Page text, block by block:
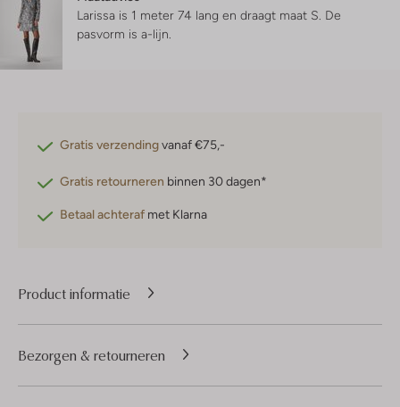
Larissa is 1 meter 74 lang en draagt maat S. De
pasvorm is a-lijn
Gratis verzendingvanaf €75,-
Gratis retourneren binnen 30 dagen*
Betaal achteraf met Klarna
Product informatie
Bezorgen & retourneren